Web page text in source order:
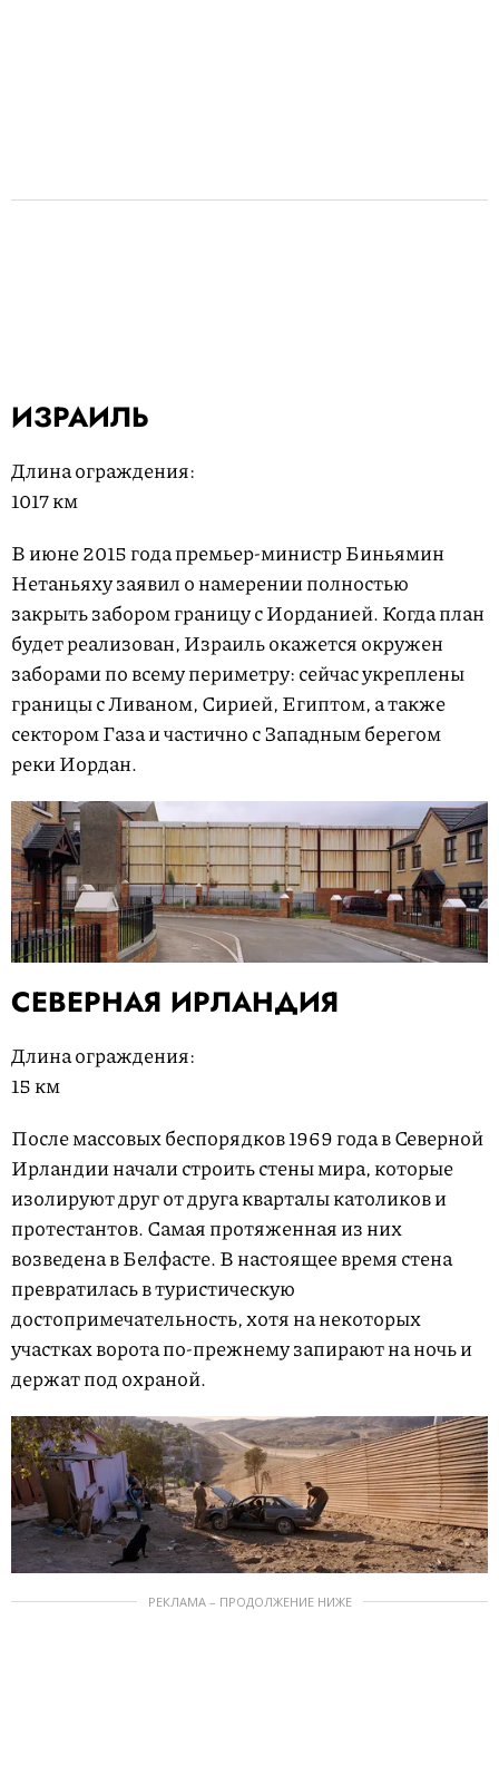
ИЗРАИЛЬ
Длина ограждения:
1017 км
В июне 2015 года премьер-министр Биньямин
Нетаньяху заявил о намерении полностью
закрыть забором границу с Иорданией. Когда план
будет реализован, Израиль окажется окружен
заборами по всему периметру: сейчас укреплены
границы с Ливаном, Сирией, Египтом, а также
сектором Газа и частично с Западным берегом
реки Иордан.
СЕВЕРНАЯ ИРЛАНДИЯ
Длина ограждения:
15 км
После массовых беспорядков 1969 года в Северной
Ирландии начали строить стены мира, которые
изолируют друг от друга кварталы католиков и
протестантов. Самая протяженная из них
возведена в Белфасте. В настоящее время стена
превратилась в туристическую
достопримечательность, хотя на некоторых
участках ворота по-прежнему запирают на ночь и
держат под охраной.
РЕКЛАМА – ПРОДОЛЖЕНИЕ НИЖЕ